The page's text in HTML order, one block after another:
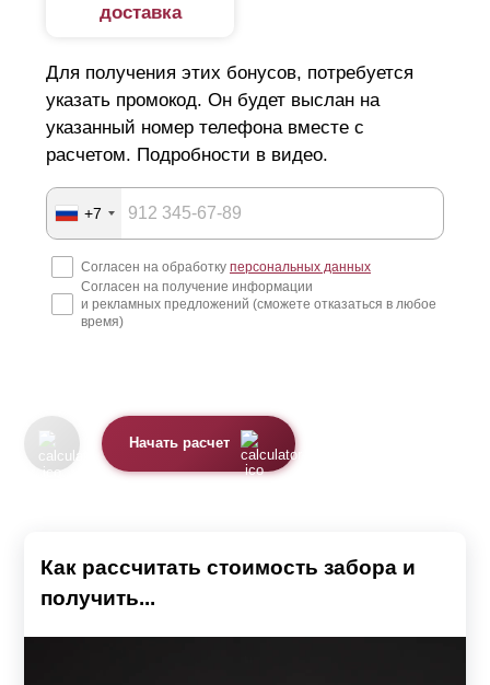
доставка
Для получения этих бонусов, потребуется
указать промокод. Он будет выслан на
указанный номер телефона вместе с
расчетом. Подробности в видео.
+7
Согласен на обработку персональных данных
Согласен на получение информации
и рекламных предложений (сможете отказаться в любое
время)
Начать расчет
Как рассчитать стоимость забора и
получить...